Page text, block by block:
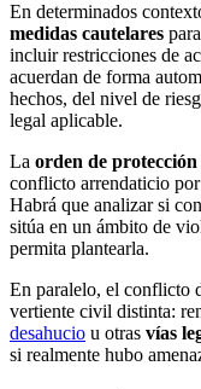
En determinados
medidas cautelares
incluir restricciones de
acuerdan de forma
hechos, del nivel de
legal aplicable.
La orden de protección
conflicto arrendaticio
Habrá que analizar si
sitúa en un ámbito de
permita plantearla.
En paralelo, el conflicto
vertiente civil distinta:
desahucio u otras vías
si realmente hubo